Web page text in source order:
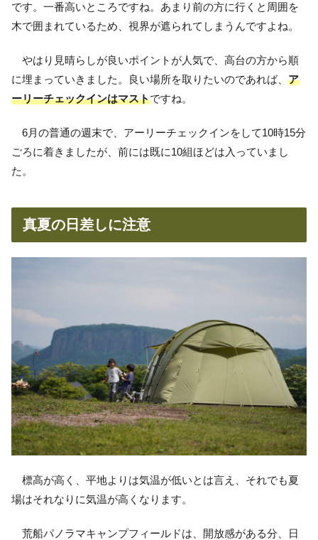
です。一番高いところですね。あまり前の方に行くと周囲を
木で囲まれているため、視界が遮られてしまうんですよね。
やはり見晴らしが良いポイントが人気で、高台の方から順
に埋まっていきました。良い場所を取りたいのであれば、 ア
ーリーチェックインはマストですね。
6月の普通の週末で、アーリーチェックインをして10時15分
ごろに着きましたが、前には既に10組ほどは入っていまし
た。
真夏の日差しに注意
標高が高く、平地よりは気温が低いとは言え、それでも夏
場はそれなりに気温が高くなります。
荒船パノラマキャンプフィールドは、開放感がある分、日